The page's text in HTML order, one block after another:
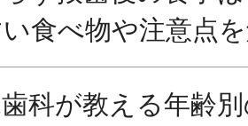
食べ物や注意点
科が教える年齢